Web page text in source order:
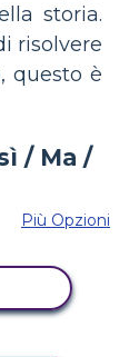
storia.
risolvere
questo è
Più Opzioni